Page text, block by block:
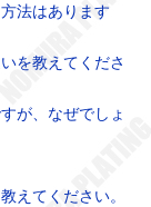
法はあります
を教えてくださ
が、なぜでしょ
えてください。